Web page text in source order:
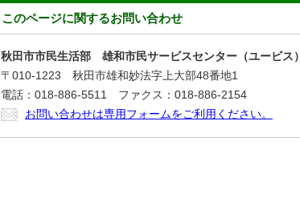
このページに関するお問い合わせ
秋田市市民生活部 雄和市民サービスセンター（ユービス）
〒010-1223 秋田市雄和妙法字上大部48番地1
電話：018-886-5511 ファクス：018-886-2154
お問い合わせは専用フォームをご利用ください。